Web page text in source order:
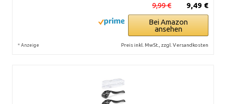
9,49 €
9,99 €
Bei Amazon
ansehen
* Anzeige Preis inkl. MwSt., zzgl. Versandkosten